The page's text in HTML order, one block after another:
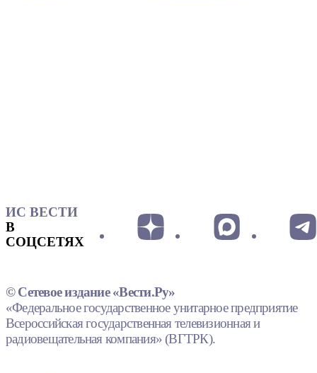
ИС ВЕСТИ
В
СОЦСЕТЯХ
© Сетевое издание «Вести.Ру»
«Федеральное государственное унитарное предприятие
Всероссийская государственная телевизионная и
радиовещательная компания» (ВГТРК).